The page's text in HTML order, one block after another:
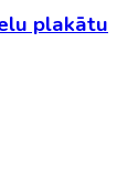
plakātu